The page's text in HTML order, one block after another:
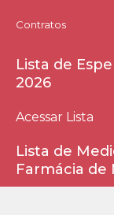
Contratos
Lista de
2026
Acessar Lista
Lista de
Farmácia de